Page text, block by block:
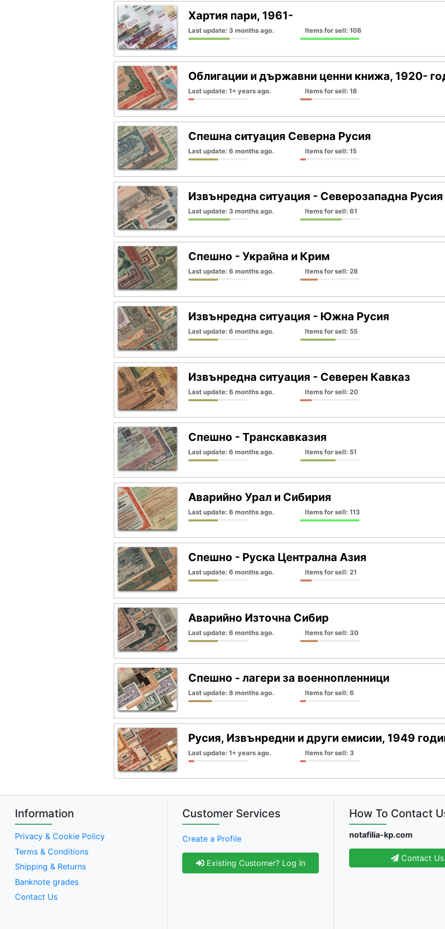
Хартия пари, 1961-
Last update: 3 months ago. Items for sell: 108
Облигации и държавни ценни книжа, 1920-
Last update: 1+ years ago. Items for sell: 18
Спешна ситуация Северна Русия
Last update: 6 months ago. Items for sell: 15
Извънредна ситуация - Северозападна Русия
Last update: 3 months ago. Items for sell: 61
Спешно - Украйна и Крим
Last update: 6 months ago. Items for sell: 28
Извънредна ситуация - Южна Русия
Last update: 6 months ago. Items for sell: 55
Извънредна ситуация - Северен Кавказ
Last update: 6 months ago. Items for sell: 20
Спешно - Транскавказия
Last update: 6 months ago. Items for sell: 51
Аварийно Урал и Сибирия
Last update: 6 months ago. Items for sell: 113
Спешно - Руска Централна Азия
Last update: 6 months ago. Items for sell: 21
Аварийно Източна Сибир
Last update: 6 months ago. Items for sell: 30
Спешно - лагери за военнопленници
Last update: 8 months ago. Items for sell: 6
Русия, Извънредни и други емисии, 1949
Last update: 1+ years ago. Items for sell: 3
Information
Privacy & Cookie Policy
Terms & Conditions
Shipping & Returns
Banknote grades
Contact Us
Customer Services
Create a Profile
Existing Customer? Log In
How To Contact
notafilia-kp.com
Contact Us